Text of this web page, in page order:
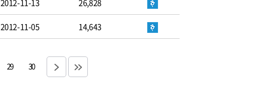
2012-11-13 26,828
2012-11-05 14,643
29 30